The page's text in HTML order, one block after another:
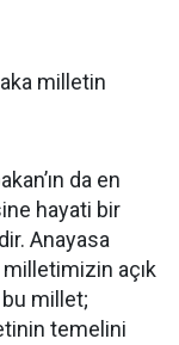
milletin
da en
hayati bir
Anayasa
açık
bu millet;
temelini